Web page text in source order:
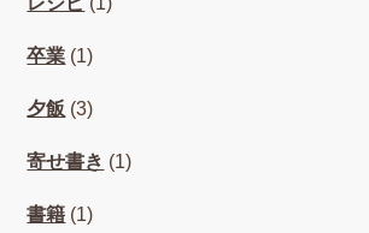
卒業 (1)
夕飯 (3)
寄せ書き (1)
書籍 (1)